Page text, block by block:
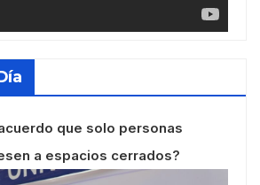
que solo personas
a espacios cerrados?